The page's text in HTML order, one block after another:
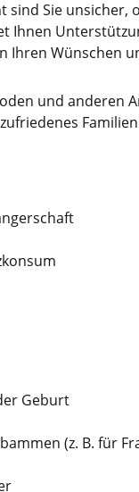
Sie unsicher,
Ihnen
Ihren Wünschen
und anderen
Geburt
(z. B. für